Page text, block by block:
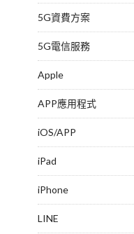
5G資費方案
5G電信服務
Apple
APP應用程式
iOS/APP
iPad
iPhone
LINE